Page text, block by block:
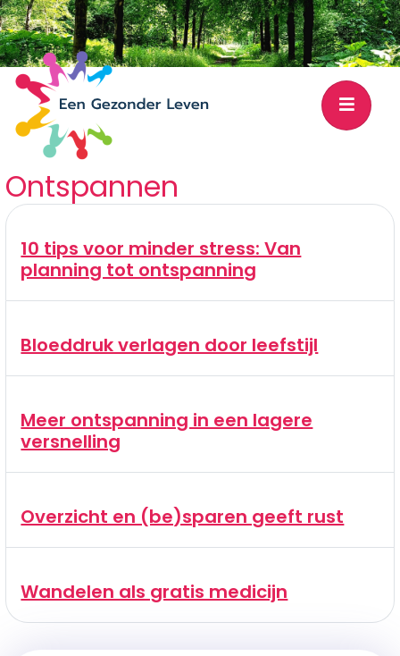
Ontspannen
10 tips voor minder stress: Van
planning tot ontspanning
Bloeddruk verlagen door leefstijl
Meer ontspanning in een lagere
versnelling
Overzicht en (be)sparen geeft rust
Wandelen als gratis medicijn